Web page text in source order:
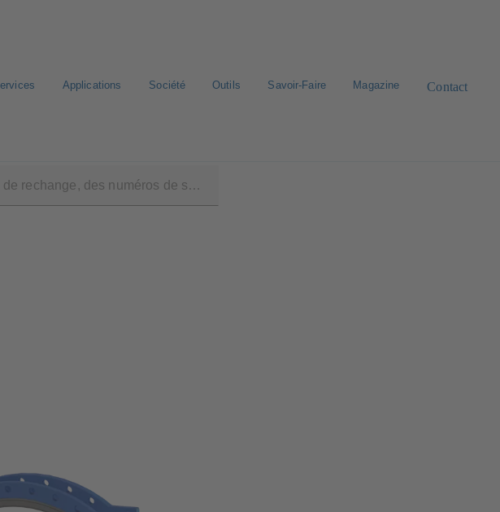
Applications Société Outils Savoir-Faire Magazine Contact